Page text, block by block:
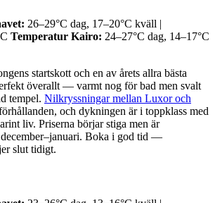
26–29°C dag, 17–20°C kväll |
Temperatur Kairo: 24–27°C dag, 14–17°C
startskott och en av årets allra bästa
överallt — varmt nog för bad men svalt
tempel. Nilkryssningar mellan Luxor och
och dykningen är i toppklass med
liv. Priserna börjar stiga men är
Boka i god tid —
slut tidigt.